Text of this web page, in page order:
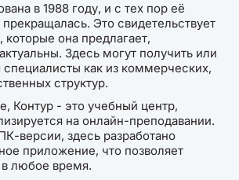
в 1988 году, и с тех пор её
Это свидетельствует
которые она предлагает,
Здесь могут получить или
специалисты как из коммерческих,
структур.
Контур - это учебный центр,
на онлайн-преподавании.
версии, здесь разработано
приложение, что позволяет
в любое время.